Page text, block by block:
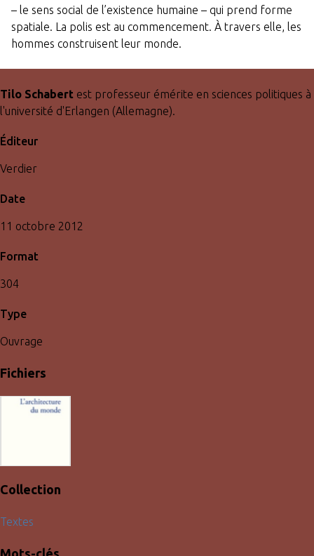
– le sens social de l’existence humaine – qui prend forme
spatiale. La polis est au commencement. À travers elle, les
hommes construisent leur monde.
Tilo Schabert est professeur émérite en sciences politiques à
l'université d'Erlangen (Allemagne).
Éditeur
Verdier
Date
11 octobre 2012
Format
304
Type
Ouvrage
Fichiers
Collection
Textes